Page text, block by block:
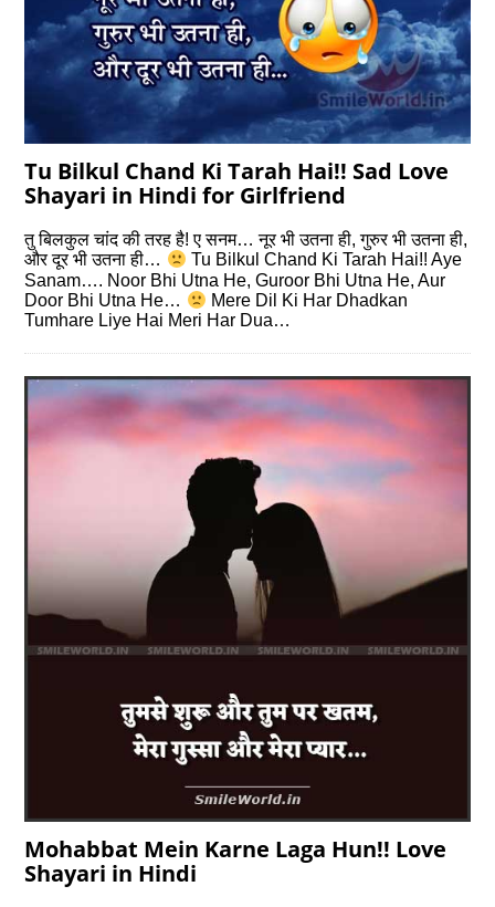
Tu Bilkul Chand Ki Tarah Hai!! Sad Love
Shayari in Hindi for Girlfriend
तु बिलकुल चांद की तरह है! ए सनम… नूर भी उतना ही, गुरुर भी उतना ही,
और दूर भी उतना ही…
Tu Bilkul Chand Ki Tarah Hai!! Aye
Sanam…. Noor Bhi Utna He, Guroor Bhi Utna He, Aur
Door Bhi Utna He…
Mere Dil Ki Har Dhadkan
Tumhare Liye Hai Meri Har Dua…
Mohabbat Mein Karne Laga Hun!! Love
Shayari in Hindi